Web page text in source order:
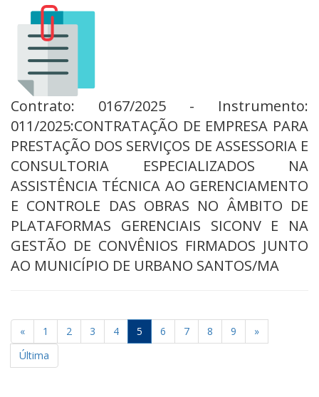
Contrato: 0167/2025 - Instrumento:
011/2025:CONTRATAÇÃO DE EMPRESA PARA
PRESTAÇÃO DOS SERVIÇOS DE ASSESSORIA E
CONSULTORIA ESPECIALIZADOS NA
ASSISTÊNCIA TÉCNICA AO GERENCIAMENTO
E CONTROLE DAS OBRAS NO ÂMBITO DE
PLATAFORMAS GERENCIAIS SICONV E NA
GESTÃO DE CONVÊNIOS FIRMADOS JUNTO
AO MUNICÍPIO DE URBANO SANTOS/MA
« 1 2 3 4 5 6 7 8 9
»
Última